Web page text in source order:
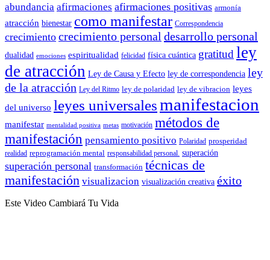
abundancia afirmaciones afirmaciones positivas armonía
atracción bienestar como manifestar Correspondencia
crecimiento crecimiento personal desarrollo personal
dualidad emociones espiritualidad felicidad física cuántica gratitudley
de atracción Ley de Causa y Efecto ley de correspondencia ley
de la atracción Ley del Ritmo ley de polaridad ley de vibracion leyes
del universo leyes universalesmanifestacion
manifestar mentalidad positiva metas motivación métodos de
manifestación pensamiento positivo Polaridad prosperidad
realidad reprogramación mental responsabilidad personal. superación
superación personal transformación técnicas de
manifestación visualizacion visualización creativa éxito
Este Video Cambiará Tu Vida